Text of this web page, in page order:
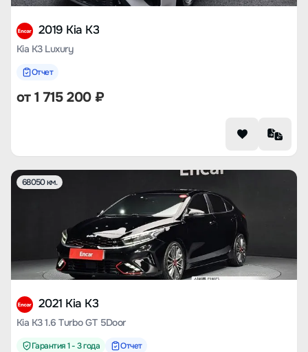
2019 Kia K3
Kia K3 Luxury
Отчет
от1 715 200₽
68050 км.
2021 Kia K3
Kia K3 1.6 Turbo GT 5Door
Гарантия 1 - 3 года Отчет